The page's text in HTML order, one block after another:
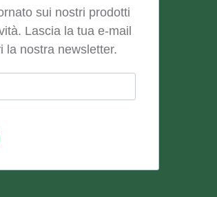
sui nostri prodotti
Lascia la tua e-mail
la nostra newsletter.